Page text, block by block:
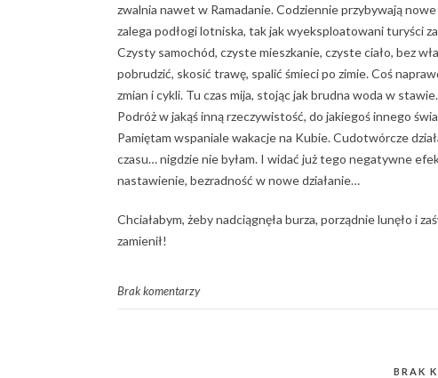
zwalnia nawet w Ramadanie. Codziennie przybywają
zalega podłogi lotniska, tak jak wyeksploatowani turyści
Czysty samochód, czyste mieszkanie, czyste ciało, bez
pobrudzić, skosić trawę, spalić śmieci po zimie. Coś
zmian i cykli. Tu czas mija, stojąc jak brudna woda w
Podróż w jakąś inną rzeczywistość, do jakiegoś innego
Pamiętam wspaniale wakacje na Kubie. Cudotwórcze
czasu… nigdzie nie byłam. I widać już tego negatywne
nastawienie, bezradność w nowe działanie…
Chciałabym, żeby nadciągnęła burza, porządnie lunęło i
zamienił!
Brak komentarzy
BRAK